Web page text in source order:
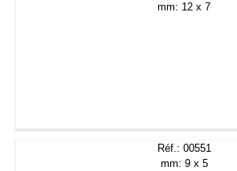
mm: 12 x 7
Réf.: 00551
mm: 9 x 5